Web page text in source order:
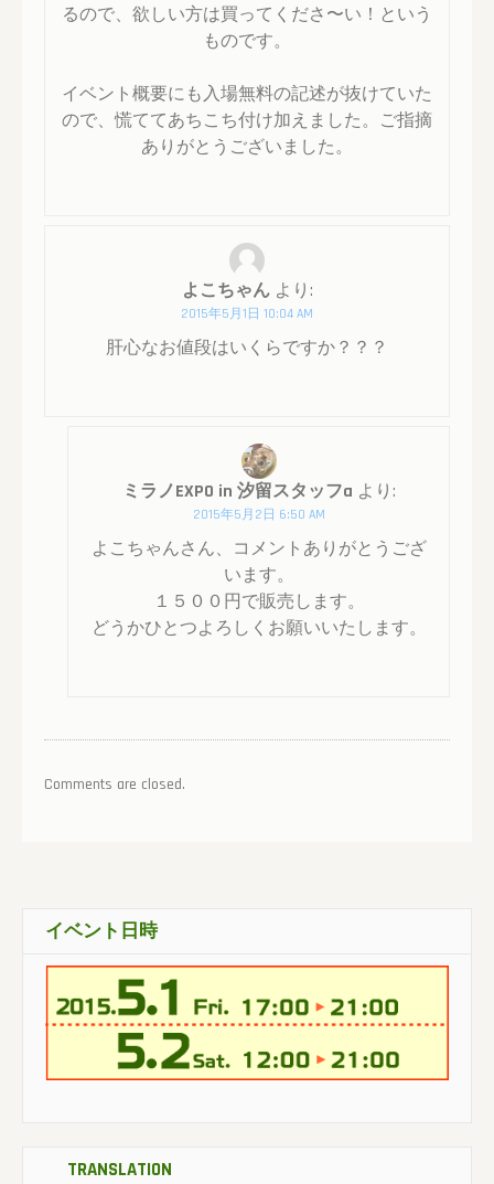
るので、欲しい方は買ってくださ〜い！という
ものです。
イベント概要にも入場無料の記述が抜けていた
ので、慌ててあちこち付け加えました。ご指摘
ありがとうございました。
よこちゃん より:
2015年5月1日 10:04 AM
肝心なお値段はいくらですか？？？
ミラノEXPO in 汐留スタッフa より:
2015年5月2日 6:50 AM
よこちゃんさん、コメントありがとうござ
います。
１５００円で販売します。
どうかひとつよろしくお願いいたします。
Comments are closed.
イベント日時
TRANSLATION